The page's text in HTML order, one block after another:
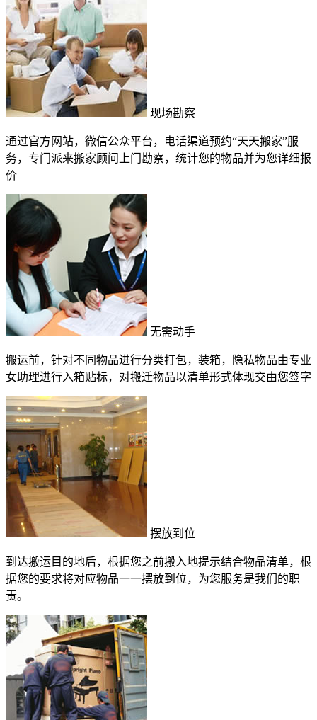
现场勘察
通过官方网站，微信公众平台，电话渠道预约“天天搬家”服
务，专门派来搬家顾问上门勘察，统计您的物品并为您详细报
价
无需动手
搬运前，针对不同物品进行分类打包，装箱，隐私物品由专业
女助理进行入箱贴标，对搬迁物品以清单形式体现交由您签字
摆放到位
到达搬运目的地后，根据您之前搬入地提示结合物品清单，根
据您的要求将对应物品一一摆放到位，为您服务是我们的职
责。